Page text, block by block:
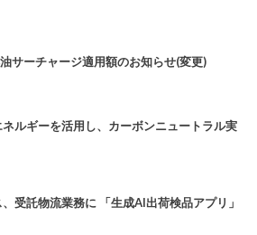
ーチャージ適用額のお知らせ(変更)
ルギーを活用し、カーボンニュートラル実
受託物流業務に 「生成AI出荷検品アプリ」